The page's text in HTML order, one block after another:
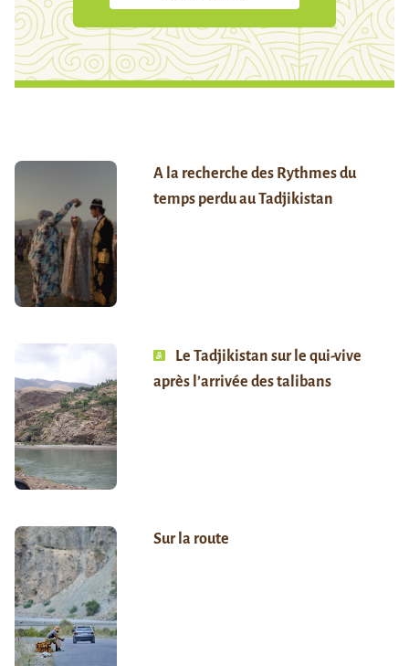
A la recherche des Rythmes du
temps perdu au Tadjikistan
Le Tadjikistan sur le qui-vive
après l’arrivée des talibans
Sur la route